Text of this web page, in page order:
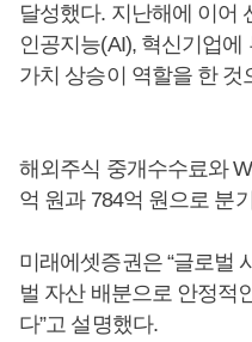
달성했다. 지난해에 이어
인공지능(AI), 혁신기업
가치 상승이 역할을 한 것
해외주식 중개수수료와
억 원과 784억 원으로 분
미래에셋증권은 “글로벌
벌 자산 배분으로 안정적
다”고 설명했다.